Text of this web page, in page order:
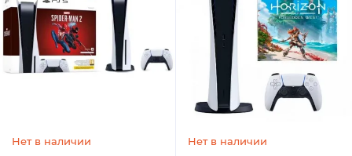
Нет в наличии
Нет в наличии